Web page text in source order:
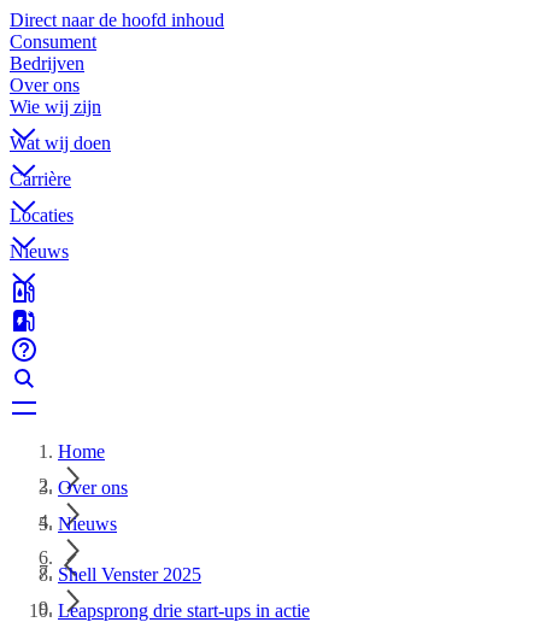
Direct naar de hoofd inhoud
Consument
Bedrijven
Over ons
Wie wij zijn
Wat wij doen
Carrière
Locaties
Nieuws
Home
Over ons
Nieuws
Shell Venster 2025
Leapsprong drie start-ups in actie